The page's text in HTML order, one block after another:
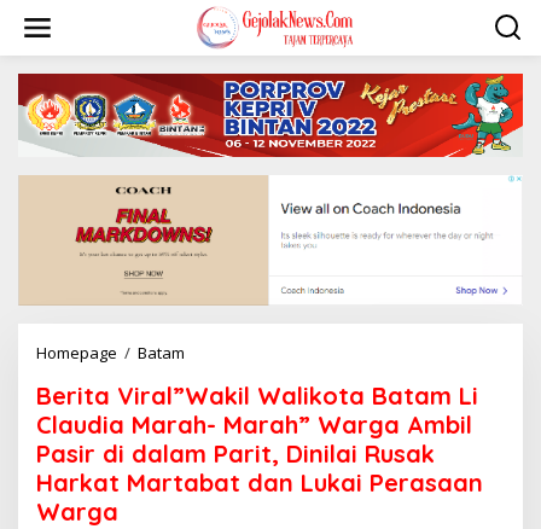
i
Homepage / Batam
r
i
t
a
V
Berita Viral”Wakil Walikota Batam Li
Claudia Marah- Marah” Warga Ambil
Pasir di dalam Parit, Dinilai Rusak
Harkat Martabat dan Lukai Perasaan
Warga